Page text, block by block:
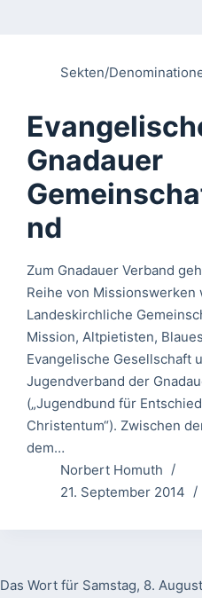
Sekten/
Gnadauer
nd
Zum Gnadauer Verband
Reihe von Missionswerken
Landeskirchliche
Mission, Altpietisten,
Evangelische Gesellschaft
Jugendverband der
(„Jugendbund für
Christentum“). Zwischen
dem…
Norbert Homuth
21. September 2014
Das Wort für Samstag, 8.